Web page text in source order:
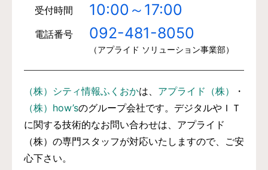
受付時間 10:00～17:00
電話番号 092-481-8050
（アプライド ソリューション事業部）
（株）シティ情報ふくおかは、 アプライド（株）
・
（株）how’sのグループ会社です。デジタルやＩＴ
に関する技術的なお問い合わせは、アプライド
（株）の専門スタッフが対応いたしますので、ご安
心下さい。